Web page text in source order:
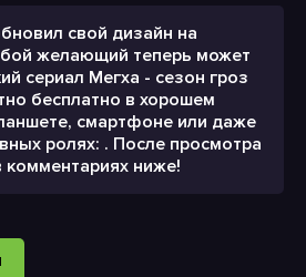
свой дизайн на
желающий теперь может
сериал Мегха - сезон гроз
бесплатно в хорошем
смартфоне или даже
ролях: . После просмотра
ниже!